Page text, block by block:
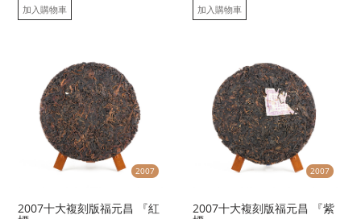
摘，石模壓製，依徇古法壓製
加入購物車
摘，石模壓製，依徇古法壓製
加入購物車
2007
2007十大複刻版福元昌 『紅
2007
2007十大複刻版福元昌 『紫